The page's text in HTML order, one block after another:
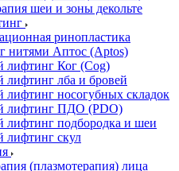
шеи и зоны декольте
ринопластика
нитями Аптос (Aptos)
лифтинг Ког (Cog)
лифтинг лба и бровей
лифтинг носогубных складок
лифтинг ПДО (PDO)
лифтинг подбородка и шеи
лифтинг скул
(плазмотерапия) лица